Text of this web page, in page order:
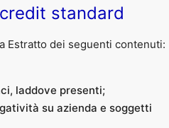
standard
Estratto dei seguenti contenuti:
laddove presenti;
su azienda e soggetti